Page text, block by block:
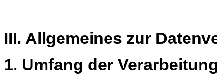
III. Allgemeines zur
1. Umfang der